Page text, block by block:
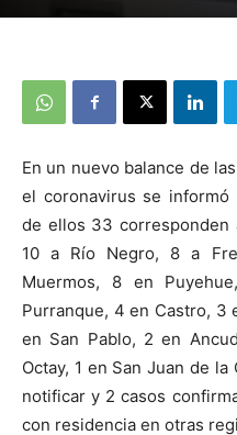
En un nuevo balance de
el coronavirus se informó
de ellos 33 corresponden
10 a Río Negro, 8 a
Muermos, 8 en
Purranque, 4 en Castro, 3
en San Pablo, 2 en
Octay, 1 en San Juan de
notificar y 2 casos
con residencia en otras